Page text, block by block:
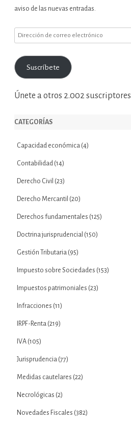
aviso de las nuevas entradas.
Dirección
correo
electrónico
Suscríbete
Únete a otros 2.002 suscriptores
CATEGORÍAS
Capacidad económica (4)
Contabilidad (14)
Derecho Civil (23)
Derecho Mercantil (20)
Derechos fundamentales (125)
Doctrina jurisprudencial (150)
Gestión Tributaria (95)
Impuesto sobre Sociedades (153)
Impuestos patrimoniales (23)
Infracciones (11)
IRPF-Renta (219)
IVA (105)
Jurisprudencia (77)
Medidas cautelares (22)
Necrológicas (2)
Novedades Fiscales (382)